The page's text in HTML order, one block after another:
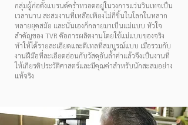
กลุ่มผู้ก่อตั้งแบรนด์คร่ำหวอดอยู่ในวงการแว่นวินเทจเป็น
เวลานาน สะสมงานที่เหลือเพียงไม่กี่ชิ้นในโลกในหลาก
หลายยุคสมัย และนั่นเองก็กลายมาเป็นแม่แบบ หัวใจ
สำคัญของ TVR คือการผลิตงานโดยใช้แม่แบบของจริง
ทำให้ได้รายละเอียดและดีเทลที่สมบูรณ์แบบ เมื่อรวมกับ
งานฝีมือที่ละเอียดอ่อนกับวัสดุอันล้ำค่าแล้วจึงเป็นงานที่
ให้เกียรติประวัติศาสตร์และมีคุณค่าสำหรับนักสะสมอย่าง
แท้จริง